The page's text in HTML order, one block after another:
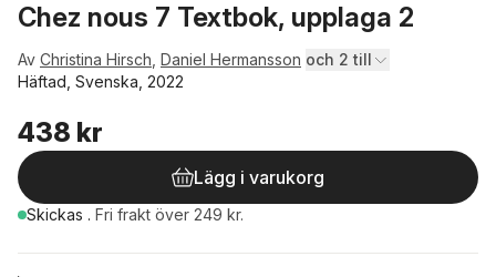
Chez nous 7 Textbok, upplaga 2
Av Christina Hirsch Daniel Hermansson och 2 till
Häftad, Svenska, 2022
438 kr
Lägg i varukorg
Skickas . Fri frakt över 249 kr.